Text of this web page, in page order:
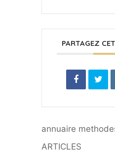
PARTAGEZ
annuaire
ARTICLES